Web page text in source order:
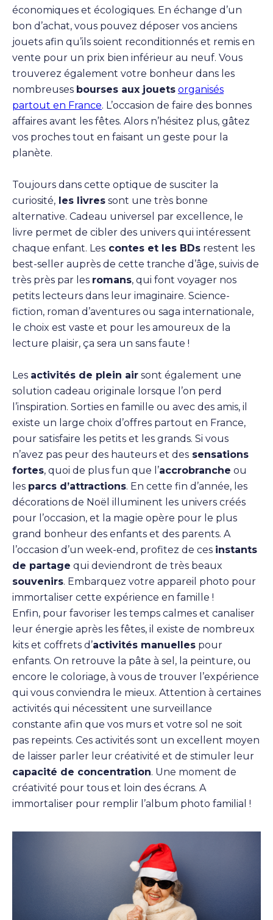
économiques et écologiques. En échange d’un
bon d’achat, vous pouvez déposer vos anciens
jouets afin qu’ils soient reconditionnés et remis en
vente pour un prix bien inférieur au neuf. Vous
trouverez également votre bonheur dans les
nombreuses bourses aux jouets organisés
partout en France. L’occasion de faire des bonnes
affaires avant les fêtes. Alors n’hésitez plus, gâtez
vos proches tout en faisant un geste pour la
planète.
Toujours dans cette optique de susciter la
curiosité, les livres sont une très bonne
alternative. Cadeau universel par excellence, le
livre permet de cibler des univers qui intéressent
chaque enfant. Les contes et les BDs restent les
best-seller auprès de cette tranche d’âge, suivis de
très près par les romans, qui font voyager nos
petits lecteurs dans leur imaginaire. Science-
fiction, roman d’aventures ou saga internationale,
le choix est vaste et pour les amoureux de la
lecture plaisir, ça sera un sans faute !
Les activités de plein air sont également une
solution cadeau originale lorsque l’on perd
l’inspiration. Sorties en famille ou avec des amis, il
existe un large choix d’offres partout en France,
pour satisfaire les petits et les grands. Si vous
n’avez pas peur des hauteurs et des sensations
fortes, quoi de plus fun que l’accrobranche ou
les parcs d’attractions. En cette fin d’année, les
décorations de Noël illuminent les univers créés
pour l’occasion, et la magie opère pour le plus
grand bonheur des enfants et des parents. A
l’occasion d’un week-end, profitez de ces instants
de partage qui deviendront de très beaux
souvenirs. Embarquez votre appareil photo pour
immortaliser cette expérience en famille !
Enfin, pour favoriser les temps calmes et canaliser
leur énergie après les fêtes, il existe de nombreux
kits et coffrets d’activités manuelles pour
enfants. On retrouve la pâte à sel, la peinture, ou
encore le coloriage, à vous de trouver l’expérience
qui vous conviendra le mieux. Attention à certaines
activités qui nécessitent une surveillance
constante afin que vos murs et votre sol ne soit
pas repeints. Ces activités sont un excellent moyen
de laisser parler leur créativité et de stimuler leur
capacité de concentration. Une moment de
créativité pour tous et loin des écrans. A
immortaliser pour remplir l’album photo familial !